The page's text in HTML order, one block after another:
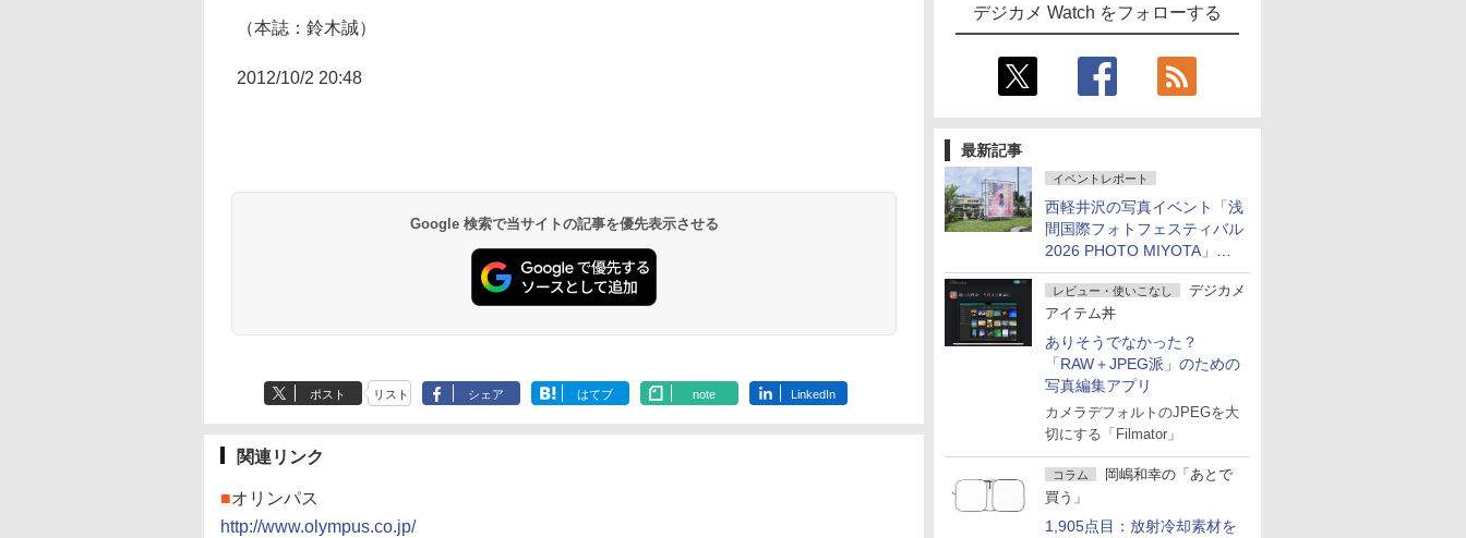
デジカメ Watch をフォローする
最新記事
イベントレポート
西軽井沢の写真イベント「浅
間国際フォトフェスティバル
2026 PHOTO MIYOTA」が
開幕
レビュー・使いこなし
デジカメ
アイテム丼
ありそうでなかった？
「RAW＋JPEG派」のための
写真編集アプリ
カメラデフォルトのJPEGを大
切にする「Filmator」
コラム
岡嶋和幸の「あとで
買う」
1,905点目：放射冷却素材を
（本誌：鈴木誠）
2012/10/2 20:48
Google 検索で当サイトの記事を優先表示させる
ポスト リスト シェア はてブ note LinkedIn
関連リンク
■オリンパス
http://www.olympus.co.jp/